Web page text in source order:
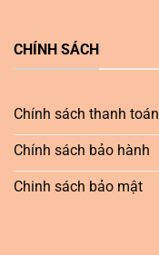
CHÍNH SÁCH
Chính sách thanh toán
Chính sách bảo hành
Chinh sách bảo mật